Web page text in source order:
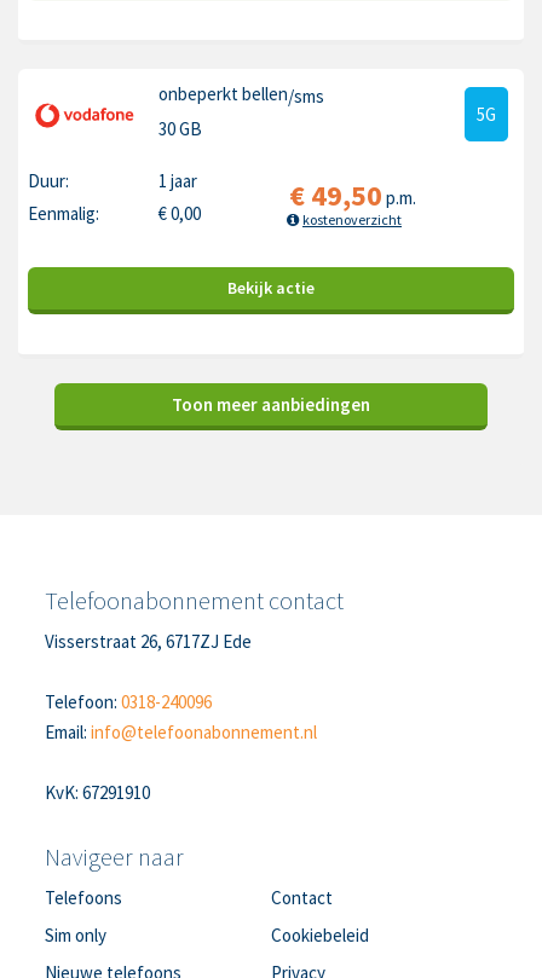
onbeperkt bellen/sms
30 GB
5G
Duur:
1 jaar
Eenmalig:
€0,00 €49,50 p.m.
kostenoverzicht
Bekijk actie
Toon meer aanbiedingen
Telefoonabonnement contact
Visserstraat 26, 6717ZJ Ede
Telefoon:0318-240096
Email:info@telefoonabonnement.nl
KvK: 67291910
Navigeer naar
Telefoons
Sim only
Nieuwe telefoons
Contact
Cookiebeleid
Privacy